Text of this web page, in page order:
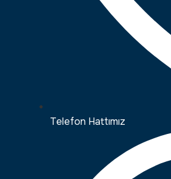
Telefon Hattımız